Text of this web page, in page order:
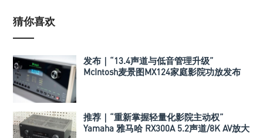
猜你喜欢
发布｜“13.4声道与低音管理升级”
McIntosh麦景图MX124家庭影院功放发布
推荐｜“重新掌握轻量化影院主动权”
Yamaha 雅马哈 RX300A 5.2声道/8K AV放大